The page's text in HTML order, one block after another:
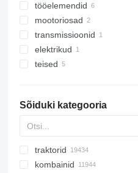
tööelemendid
ketirattad
konveierlindid
muud tööelemendid
mootoriosad
rihmarattad
transmissioonid
rull-laagrid
elektrikud
muud elektrisüsteemi
teised
Sõiduki kategooria
traktorid
minitraktorid
kombainid